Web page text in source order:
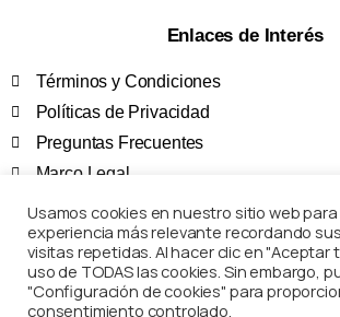
Enlaces de Interés
Términos y Condiciones
Políticas de Privacidad
Preguntas Frecuentes
Marco Legal
Corposanpedro – Todos los
Usamos cookies en nuestro sitio web
experiencia más relevante recordando
visitas repetidas. Al hacer clic en "Aceptar
uso de TODAS las cookies. Sin embargo,
"Configuración de cookies" para
consentimiento controlado.